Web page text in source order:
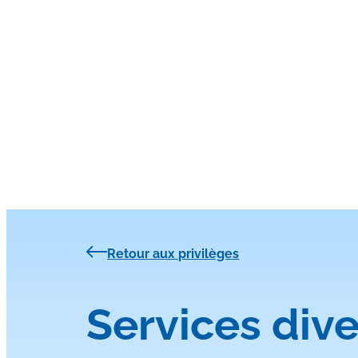
Retour aux privilèges
Services